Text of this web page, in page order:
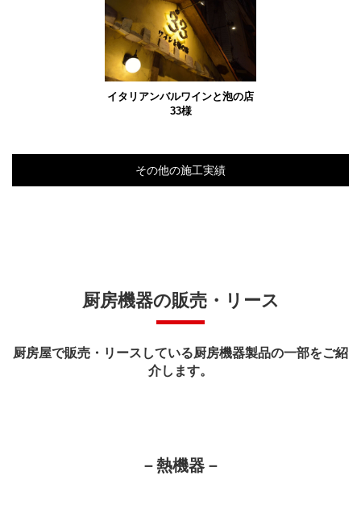
イタリアンバルワインと泡の店
33様
その他の施工実績
厨房機器の販売・リース
厨房屋で販売・リースしている厨房機器製品の一部をご紹
介します。
－熱機器－